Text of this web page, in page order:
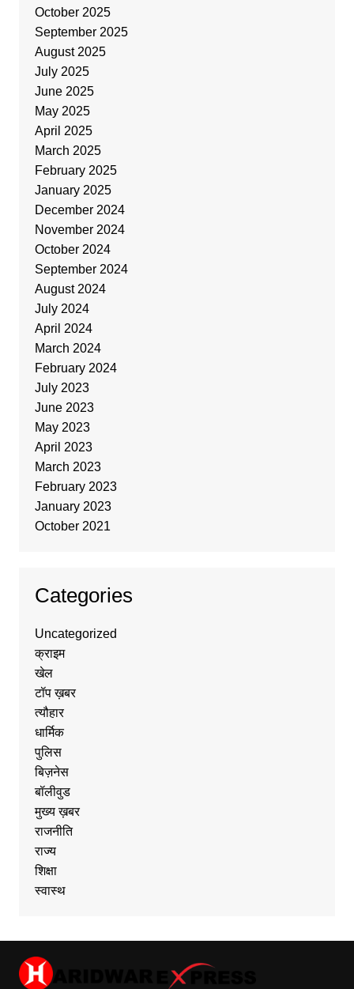
October 2025
September 2025
August 2025
July 2025
June 2025
May 2025
April 2025
March 2025
February 2025
January 2025
December 2024
November 2024
October 2024
September 2024
August 2024
July 2024
April 2024
March 2024
February 2024
July 2023
June 2023
May 2023
April 2023
March 2023
February 2023
January 2023
October 2021
Categories
Uncategorized
क्राइम
खेल
टॉप ख़बर
त्यौहार
धार्मिक
पुलिस
बिज़नेस
बॉलीवुड
मुख्य ख़बर
राजनीति
राज्य
शिक्षा
स्वास्थ